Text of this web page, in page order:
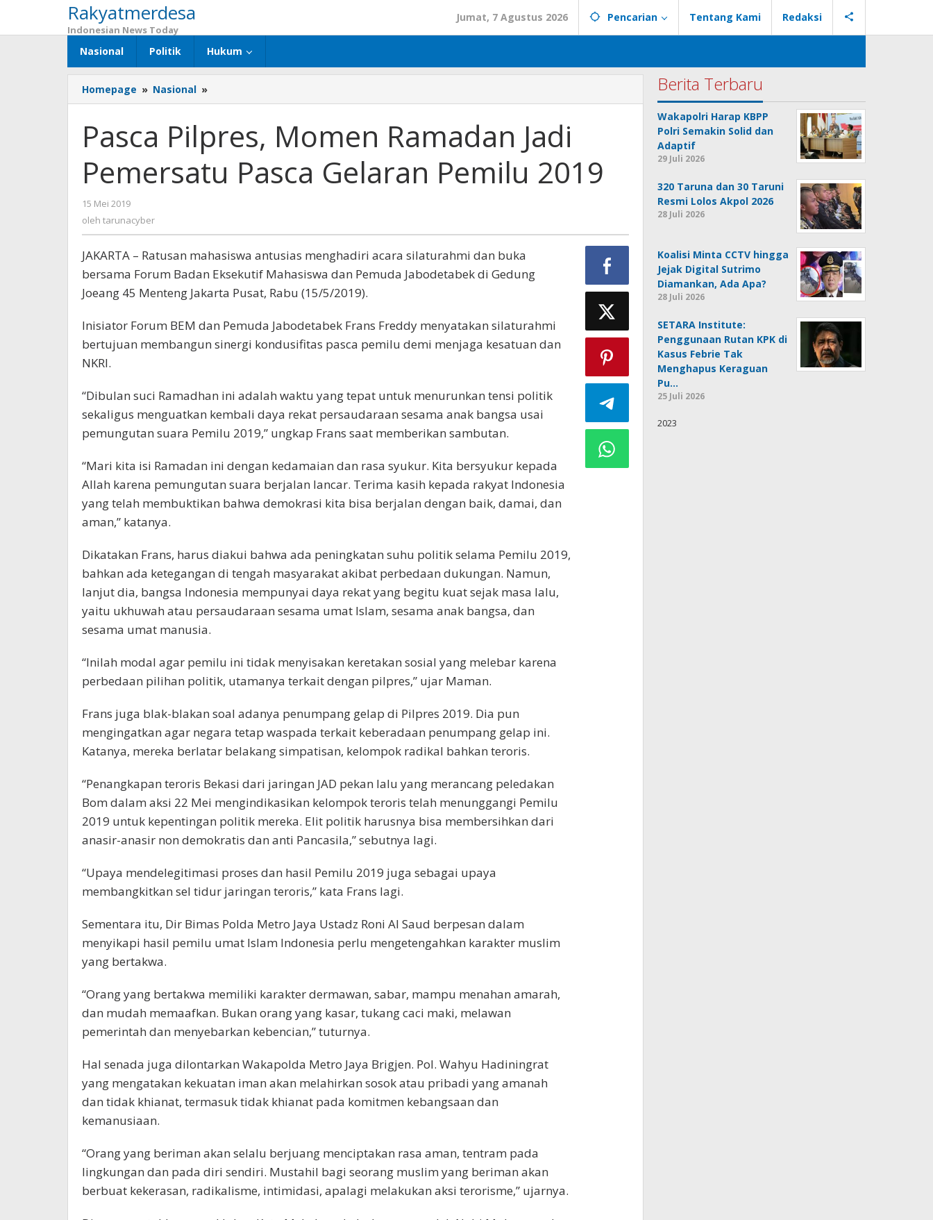
konten
Rakyatmerdesa
Indonesian News Today
Jumat, 7 Agustus 2026 Pencarian Tentang Kami Redaksi
Nasional Politik Hukum
Homepage » Nasional »
Pilpres,
Ramadan
Jadi
Pemersatu
Pasca
Pasca Pilpres, Momen Ramadan Jadi
Pemersatu Pasca Gelaran Pemilu 2019
15 Mei 2019
tarunacyber
oleh tarunacyber
JAKARTA – Ratusan mahasiswa antusias menghadiri acara silaturahmi dan buka
bersama Forum Badan Eksekutif Mahasiswa dan Pemuda Jabodetabek di Gedung
Joeang 45 Menteng Jakarta Pusat, Rabu (15/5/2019).
Inisiator Forum BEM dan Pemuda Jabodetabek Frans Freddy menyatakan silaturahmi
bertujuan membangun sinergi kondusifitas pasca pemilu demi menjaga kesatuan dan
NKRI.
“Dibulan suci Ramadhan ini adalah waktu yang tepat untuk menurunkan tensi politik
sekaligus menguatkan kembali daya rekat persaudaraan sesama anak bangsa usai
pemungutan suara Pemilu 2019,” ungkap Frans saat memberikan sambutan.
“Mari kita isi Ramadan ini dengan kedamaian dan rasa syukur. Kita bersyukur kepada
Allah karena pemungutan suara berjalan lancar. Terima kasih kepada rakyat Indonesia
yang telah membuktikan bahwa demokrasi kita bisa berjalan dengan baik, damai, dan
aman,” katanya.
Dikatakan Frans, harus diakui bahwa ada peningkatan suhu politik selama Pemilu 2019,
bahkan ada ketegangan di tengah masyarakat akibat perbedaan dukungan. Namun,
lanjut dia, bangsa Indonesia mempunyai daya rekat yang begitu kuat sejak masa lalu,
yaitu ukhuwah atau persaudaraan sesama umat Islam, sesama anak bangsa, dan
sesama umat manusia.
“Inilah modal agar pemilu ini tidak menyisakan keretakan sosial yang melebar karena
perbedaan pilihan politik, utamanya terkait dengan pilpres,” ujar Maman.
Frans juga blak-blakan soal adanya penumpang gelap di Pilpres 2019. Dia pun
mengingatkan agar negara tetap waspada terkait keberadaan penumpang gelap ini.
Katanya, mereka berlatar belakang simpatisan, kelompok radikal bahkan teroris.
“Penangkapan teroris Bekasi dari jaringan JAD pekan lalu yang merancang peledakan
Bom dalam aksi 22 Mei mengindikasikan kelompok teroris telah menunggangi Pemilu
2019 untuk kepentingan politik mereka. Elit politik harusnya bisa membersihkan dari
anasir-anasir non demokratis dan anti Pancasila,” sebutnya lagi.
“Upaya mendelegitimasi proses dan hasil Pemilu 2019 juga sebagai upaya
membangkitkan sel tidur jaringan teroris,” kata Frans lagi.
Sementara itu, Dir Bimas Polda Metro Jaya Ustadz Roni Al Saud berpesan dalam
menyikapi hasil pemilu umat Islam Indonesia perlu mengetengahkan karakter muslim
yang bertakwa.
“Orang yang bertakwa memiliki karakter dermawan, sabar, mampu menahan amarah,
dan mudah memaafkan. Bukan orang yang kasar, tukang caci maki, melawan
pemerintah dan menyebarkan kebencian,” tuturnya.
Hal senada juga dilontarkan Wakapolda Metro Jaya Brigjen. Pol. Wahyu Hadiningrat
yang mengatakan kekuatan iman akan melahirkan sosok atau pribadi yang amanah
dan tidak khianat, termasuk tidak khianat pada komitmen kebangsaan dan
kemanusiaan.
“Orang yang beriman akan selalu berjuang menciptakan rasa aman, tentram pada
lingkungan dan pada diri sendiri. Mustahil bagi seorang muslim yang beriman akan
berbuat kekerasan, radikalisme, intimidasi, apalagi melakukan aksi terorisme,” ujarnya.
Berita Terbaru
Wakapolri Harap KBPP
Polri Semakin Solid dan
Adaptif
29 Juli 2026
320 Taruna dan 30 Taruni
Resmi Lolos Akpol 2026
28 Juli 2026
Koalisi Minta CCTV hingga
Jejak Digital Sutrimo
Diamankan, Ada Apa?
28 Juli 2026
SETARA Institute:
Penggunaan Rutan KPK di
Kasus Febrie Tak
Menghapus Keraguan
Pu…
25 Juli 2026
2023